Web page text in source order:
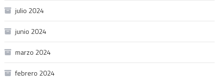
julio 2024
junio 2024
marzo 2024
febrero 2024